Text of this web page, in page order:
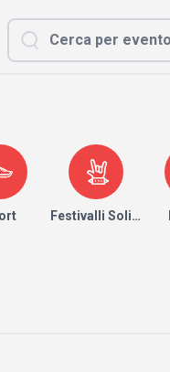
Festivalli Solidari